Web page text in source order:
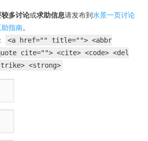
多讨论或求助信息请发布到水景一页讨论
助指南。
<a href="" title=""> <abbr
cite=""> <cite> <code> <del
<strong>